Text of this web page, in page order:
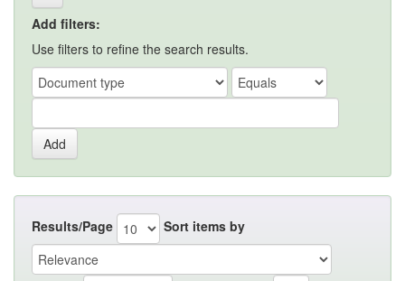
Add filters:
Use filters to refine the search results.
Results/Page Sort items by